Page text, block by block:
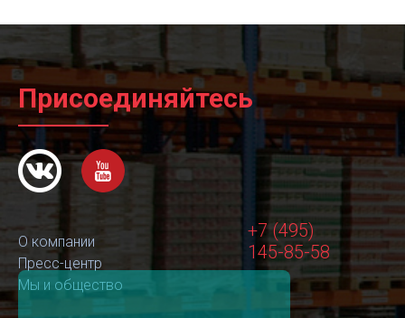
Присоединяйтесь
О компании
Пресс-центр
Мы и общество
+7 (495)
145-85-58